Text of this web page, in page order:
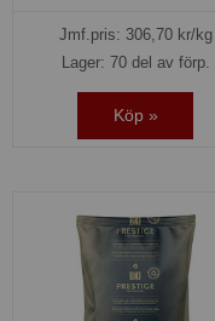
Jmf.pris: 306,70kr/kg
Lager: 70 del av förp.
Köp »